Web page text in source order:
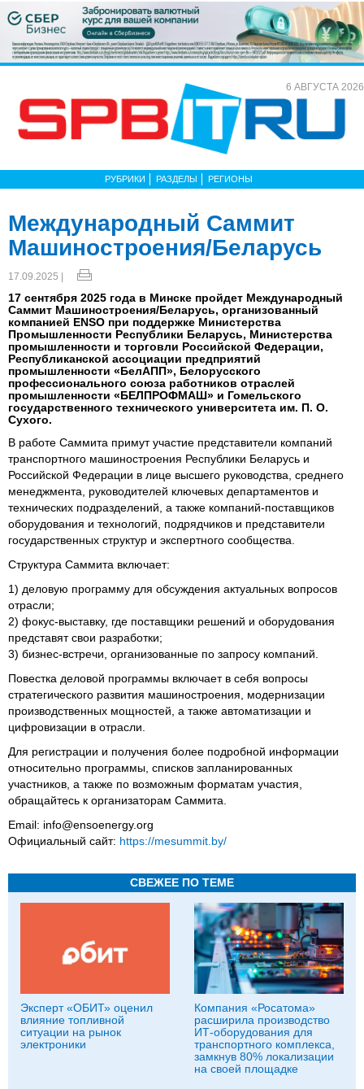
6 АВГУСТА 2026
РУБРИКИ РАЗДЕЛЫ РЕГИОНЫ
Международный Саммит
Машиностроения/Беларусь
17.09.2025 |
17 сентября 2025 года в Минске пройдет Международный
Саммит Машиностроения/Беларусь, организованный
компанией ENSO при поддержке Министерства
Промышленности Республики Беларусь, Министерства
промышленности и торговли Российской Федерации,
Республиканской ассоциации предприятий
промышленности «БелАПП», Белорусского
профессионального союза работников отраслей
промышленности «БЕЛПРОФМАШ» и Гомельского
государственного технического университета им. П. О.
Сухого.
В работе Саммита примут участие представители компаний
транспортного машиностроения Республики Беларусь и
Российской Федерации в лице высшего руководства, среднего
менеджмента, руководителей ключевых департаментов и
технических подразделений, а также компаний-поставщиков
оборудования и технологий, подрядчиков и представители
государственных структур и экспертного сообщества.
Структура Саммита включает:
1) деловую программу для обсуждения актуальных вопросов
отрасли;
2) фокус-выставку, где поставщики решений и оборудования
представят свои разработки;
3) бизнес-встречи, организованные по запросу компаний.
Повестка деловой программы включает в себя вопросы
стратегического развития машиностроения, модернизации
производственных мощностей, а также автоматизации и
цифровизации в отрасли.
Для регистрации и получения более подробной информации
относительно программы, списков запланированных
участников, а также по возможным форматам участия,
обращайтесь к организаторам Саммита.
Email: info@ensoenergy.org
Официальный сайт: https://mesummit.by/
СВЕЖЕЕ ПО ТЕМЕ
Эксперт «ОБИТ» оценил
влияние топливной
ситуации на рынок
электроники
Компания «Росатома»
расширила производство
ИТ-оборудования для
транспортного комплекса,
замкнув 80% локализации
на своей площадке